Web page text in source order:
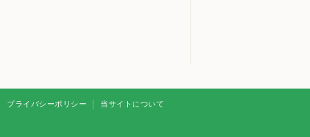
プライバシーポリシー 当サイトについて